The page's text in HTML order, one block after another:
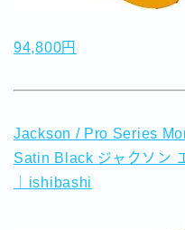
94,800円
Jackson / Pro Series
Satin Black ジャクソン
｜ishibashi